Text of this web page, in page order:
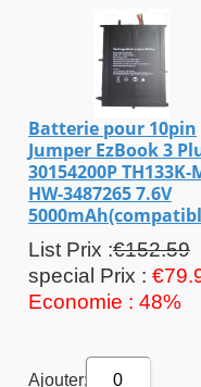
Batterie pour 10pin
Jumper EzBook 3
30154200P TH133K-
HW-3487265 7.6V
List Prix :€152.59
special Prix :
Economie : 48%
Ajouter: 0